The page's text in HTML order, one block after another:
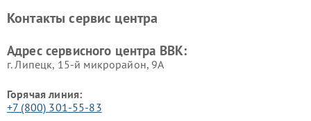
Ремонт винных шкафов BBK
Контакты сервис центра
Адрес сервисного центра BBK:
г. Липецк, 15-й микрорайон, 9А
Горячая линия:
+7 (800) 301-55-83